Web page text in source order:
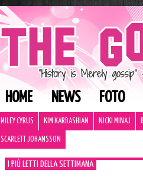
HOME NEWS FOTO
MILEY CYRUS KIM KARDASHIAN NICKI MINAJ
SCARLETT JOHANSSON
I PIÙ LETTI DELLA SETTIMANA